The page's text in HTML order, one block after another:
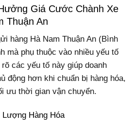
Giá Cước Chành Xe
Thuận An
hàng Hà Nam Thuận An (Bình
mà phụ thuộc vào nhiều yếu tố
các yếu tố này giúp doanh
động hơn khi chuẩn bị hàng hóa,
ưu thời gian vận chuyển.
Hàng Hóa